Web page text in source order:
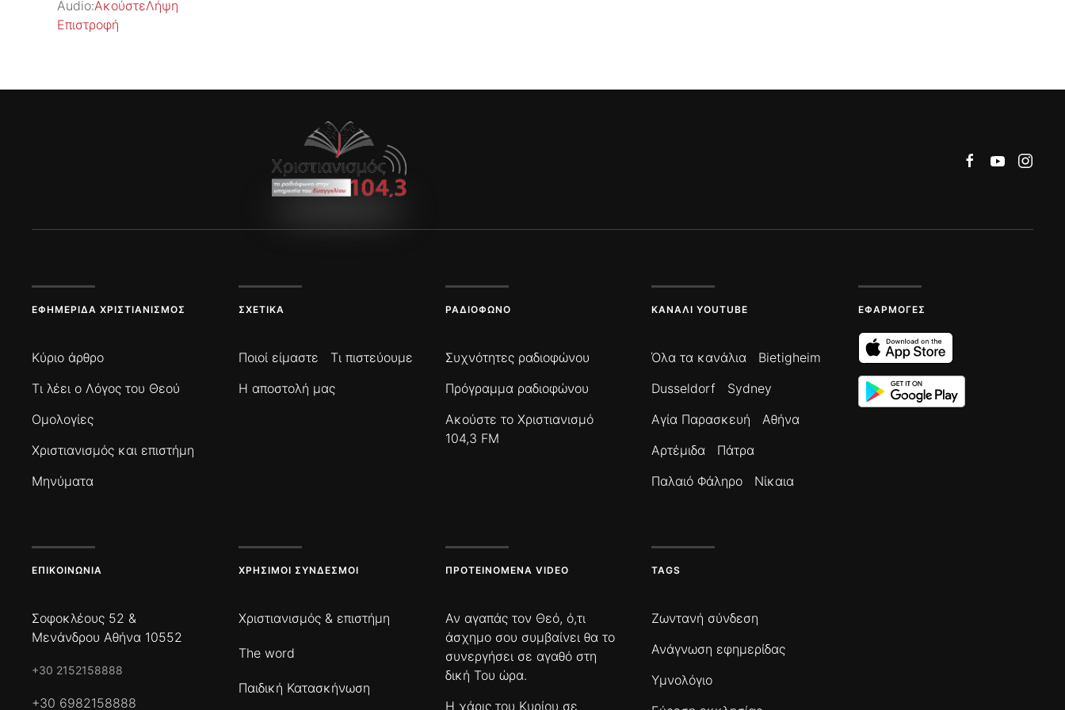
Audio:ΑκούστεΛήψη
Επιστροφή
ΕΦΗΜΕΡΊΔΑ ΧΡΙΣΤΙΑΝΙΣΜΌΣ
Κύριο άρθρο
Τι λέει ο Λόγος του Θεού
Ομολογίες
Χριστιανισμός και επιστήμη
Μηνύματα
ΣΧΕΤΙΚΆ
Ποιοί είμαστε
Τι πιστεύουμε
Η αποστολή μας
ΡΑΔΙΌΦΩΝΟ
Συχνότητες ραδιοφώνου
Πρόγραμμα ραδιοφώνου
Ακούστε το Χριστιανισμό
104,3 FM
ΚΑΝΆΛΙ YOUTUBE
Όλα τα κανάλια
Bietigheim
Dusseldorf
Sydney
Αγία Παρασκευή
Αθήνα
Αρτέμιδα
Πάτρα
Παλαιό Φάληρο
Νίκαια
ΕΦΑΡΜΟΓΈΣ
ΕΠΙΚΟΙΝΩΝΊΑ
Σοφοκλέους 52 &
Μενάνδρου Αθήνα 10552
+30 2152158888
+30 6982158888
ΧΡΉΣΙΜΟΙ ΣΎΝΔΕΣΜΟΙ
Χριστιανισμός & επιστήμη
The word
Παιδική Κατασκήνωση
ΠΡΟΤΕΙΝΌΜΕΝΑ VIDEO
Αν αγαπάς τον Θεό, ό,τι
άσχημο σου συμβαίνει θα το
συνεργήσει σε αγαθό στη
δική Του ώρα.
Η χάρις του Κυρίου σε
TAGS
Ζωντανή σύνδεση
Ανάγνωση εφημερίδας
Υμνολόγιο